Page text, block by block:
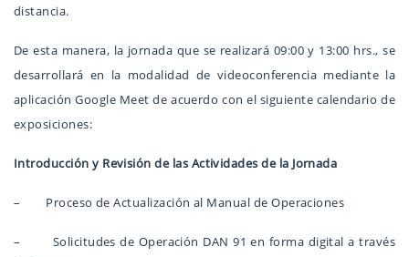
distancia.
De esta manera, la jornada que se realizará 09:00 y 13:00 hrs., se
desarrollará en la modalidad de videoconferencia mediante la
aplicación Google Meet de acuerdo con el siguiente calendario de
exposiciones:
Introducción y Revisión de las Actividades de la Jornada
– Proceso de Actualización al Manual de Operaciones
– Solicitudes de Operación DAN 91 en forma digital a través